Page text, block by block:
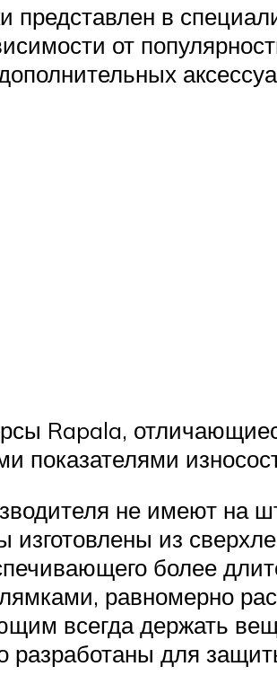
в
от
Rapala,
показателями
не имеют на
из
более
равномерно
всегда держать
разработаны для